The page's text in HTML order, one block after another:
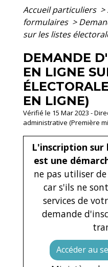
Accueil particuliers >
formulaires >
sur les listes
DEMANDE
EN LIGNE
EN LIGNE)
Vérifié le 15 Mar 2023 -
administrative (Première
L'inscription sur
est une
ne pas utiliser
car s'ils ne
services de
demande
Accéder au